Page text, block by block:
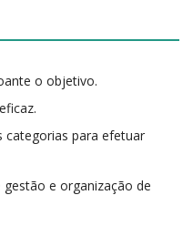
o objetivo.
categorias para efetuar
e organização de